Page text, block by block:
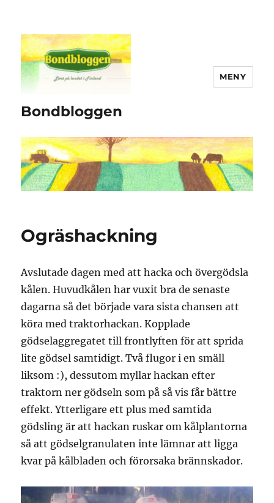
Bondbloggen
MENY
Ogräshackning
Avslutade dagen med att hacka och övergödsla
kålen. Huvudkålen har vuxit bra de senaste
dagarna så det började vara sista chansen att
köra med traktorhackan. Kopplade
gödselaggregatet till frontlyften för att sprida
lite gödsel samtidigt. Två flugor i en smäll
liksom :), dessutom myllar hackan efter
traktorn ner gödseln som på så vis får bättre
effekt. Ytterligare ett plus med samtida
gödsling är att hackan ruskar om kålplantorna
så att gödselgranulaten inte lämnar att ligga
kvar på kålbladen och förorsaka brännskador.